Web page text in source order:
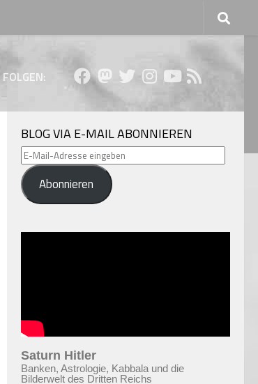
FOLGEN:
BLOG VIA E-MAIL ABONNIEREN
E-
Mail-
Adresse
eingeben
Abonnieren
Saturn Hitler
Banken, Astrologie, Kabbala und die
Bilderwelt des Dritten Reichs